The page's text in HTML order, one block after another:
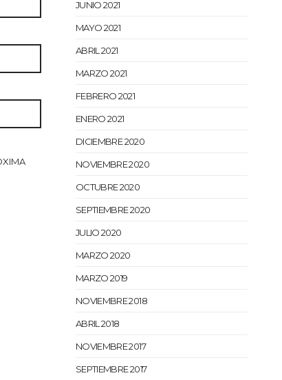
JUNIO 2021
MAYO 2021
ABRIL 2021
MARZO 2021
FEBRERO 2021
ENERO 2021
DICIEMBRE 2020
NOVIEMBRE 2020
OCTUBRE 2020
SEPTIEMBRE 2020
JULIO 2020
MARZO 2020
MARZO 2019
NOVIEMBRE 2018
ABRIL 2018
NOVIEMBRE 2017
SEPTIEMBRE 2017